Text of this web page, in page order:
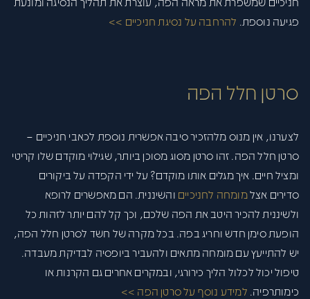
פגיעה נוספת. להרחבה על נסיגת חניכיים >>
סרטן חלל הפה
לצערנו, אין מנוס מלהזכיר סיבה אפשרית נוספת לכאבי חניכיים –
סרטן חלל הפה. זהו סרטן מסוג מסוכן ביותר, שגילוי מוקדם שלו קריטי
ומציל חיים. איך מגלים אותו מוקדם? על ידי הקפדה על ביקורים
סדירים אצלמומחה לחניכיים והשיננית. הם מאפשרים לרופא
ולשיננית להכיר היטב את הפה שלכם, וכך קל להם יותר לזהות כל
הופעת סימן חדש וחריג בפה. בכל מקרה של חשד לסרטן חלל הפה,
יש להתייעץ עם מומחה מתאים ולהעביר ביופסיה לבדיקת מעבדה.
טיפול יכול לכלול הליך כירורגי, ובמקרים אחרים גם הקרנות או
כימותרפיה. למידע נוסף על סרטן הפה >>